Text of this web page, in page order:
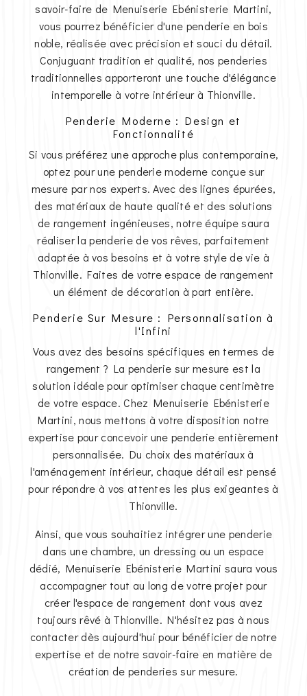
savoir-faire de Menuiserie Ebénisterie Martini,
vous pourrez bénéficier d'une penderie en bois
noble, réalisée avec précision et souci du détail.
Conjuguant tradition et qualité, nos penderies
traditionnelles apporteront une touche d'élégance
intemporelle à votre intérieur à Thionville.
Penderie Moderne : Design et
Fonctionnalité
Si vous préférez une approche plus contemporaine,
optez pour une penderie moderne conçue sur
mesure par nos experts. Avec des lignes épurées,
des matériaux de haute qualité et des solutions
de rangement ingénieuses, notre équipe saura
réaliser la penderie de vos rêves, parfaitement
adaptée à vos besoins et à votre style de vie à
Thionville. Faites de votre espace de rangement
un élément de décoration à part entière.
Penderie Sur Mesure : Personnalisation à
l'Infini
Vous avez des besoins spécifiques en termes de
rangement ? La penderie sur mesure est la
solution idéale pour optimiser chaque centimètre
de votre espace. Chez Menuiserie Ebénisterie
Martini, nous mettons à votre disposition notre
expertise pour concevoir une penderie entièrement
personnalisée. Du choix des matériaux à
l'aménagement intérieur, chaque détail est pensé
pour répondre à vos attentes les plus exigeantes à
Thionville.
Ainsi, que vous souhaitiez intégrer une penderie
dans une chambre, un dressing ou un espace
dédié, Menuiserie Ebénisterie Martini saura vous
accompagner tout au long de votre projet pour
créer l'espace de rangement dont vous avez
toujours rêvé à Thionville. N'hésitez pas à nous
contacter dès aujourd'hui pour bénéficier de notre
expertise et de notre savoir-faire en matière de
création de penderies sur mesure.